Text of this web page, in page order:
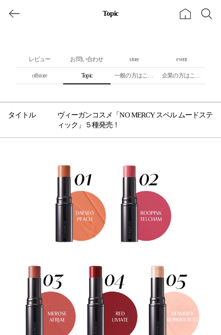
Topic
レビュー お問い合わせ store event
offstore Topic 一般の方はこちら 企業の方はこちら
ヴィーガンコスメ「NO MERCY スペル ムードステ
ィック」５種発売！